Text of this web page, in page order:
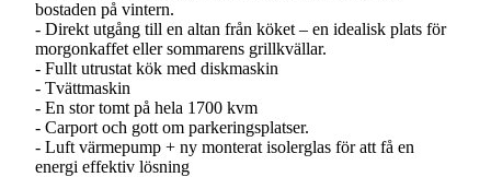
bostaden på vintern.
- Direkt utgång till en altan från köket – en idealisk plats för
morgonkaffet eller sommarens grillkvällar.
- Fullt utrustat kök med diskmaskin
- Tvättmaskin
- En stor tomt på hela 1700 kvm
- Carport och gott om parkeringsplatser.
- Luft värmepump + ny monterat isolerglas för att få en
energi effektiv lösning